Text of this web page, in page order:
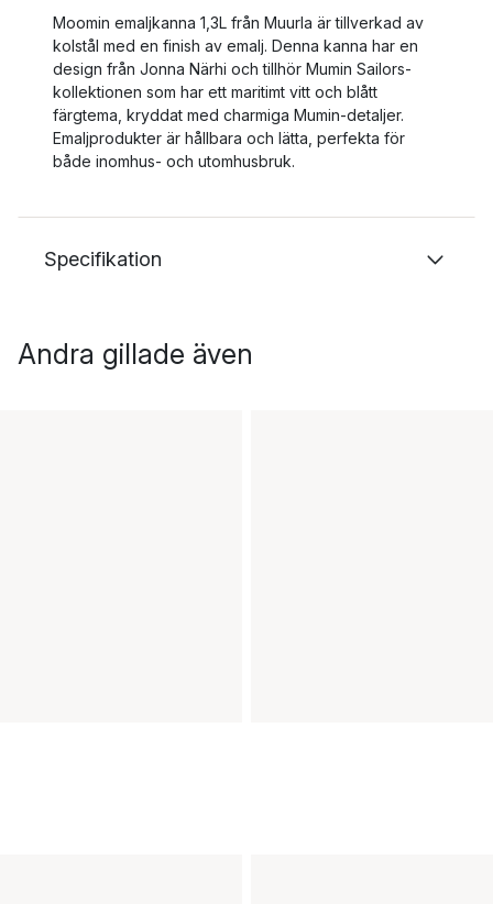
Moomin emaljkanna 1,3L från Muurla är tillverkad av
kolstål med en finish av emalj. Denna kanna har en
design från Jonna Närhi och tillhör Mumin Sailors-
kollektionen som har ett maritimt vitt och blått
färgtema, kryddat med charmiga Mumin-detaljer.
Emaljprodukter är hållbara och lätta, perfekta för
både inomhus- och utomhusbruk.
Specifikation
Andra gillade även